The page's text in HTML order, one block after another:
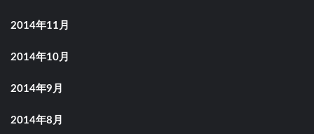
2014年11月
2014年10月
2014年9月
2014年8月